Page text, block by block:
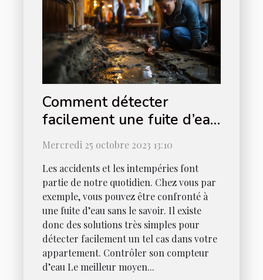
Comment détecter
facilement une fuite d’eau
chez vous ?
Mercredi 25 octobre 2023 13:10
Les accidents et les intempéries font
partie de notre quotidien. Chez vous par
exemple, vous pouvez être confronté à
une fuite d’eau sans le savoir. Il existe
donc des solutions très simples pour
détecter facilement un tel cas dans votre
appartement. Contrôler son compteur
d’eau Le meilleur moyen...